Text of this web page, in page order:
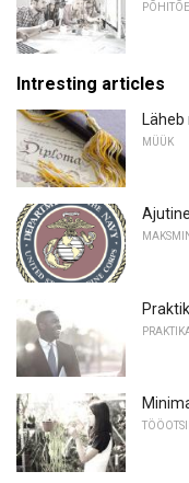
Intresting articles
Läheb
MÜÜK